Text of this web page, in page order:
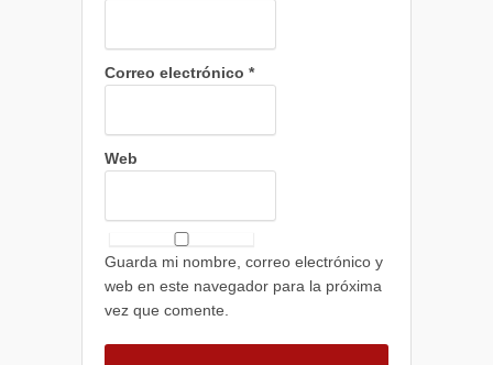
Correo electrónico *
Web
Guarda mi nombre, correo electrónico y
web en este navegador para la próxima
vez que comente.